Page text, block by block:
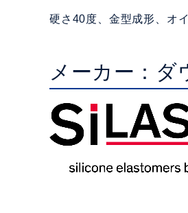
硬さ40度、金型成形、オ
メーカー：ダ